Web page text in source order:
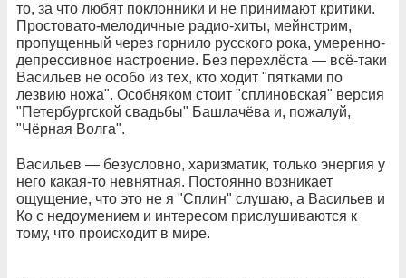
то, за что любят поклонники и не принимают критики.
Простовато-мелодичные радио-хиты, мейнстрим,
пропущенный через горнило русского рока, умеренно-
депрессивное настроение. Без перехлёста — всё-таки
Васильев не особо из тех, кто ходит "пятками по
лезвию ножа". Особняком стоит "сплиновская" версия
"Петербургской свадьбы" Башлачёва и, пожалуй,
"Чёрная Волга".
Васильев — безусловно, харизматик, только энергия у
него какая-то невнятная. Постоянно возникает
ощущение, что это не я "Сплин" слушаю, а Васильев и
Ко с недоумением и интересом прислушиваются к
тому, что происходит в мире.